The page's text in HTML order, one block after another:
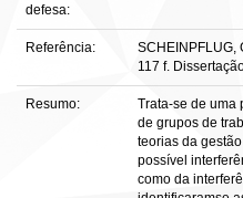
defesa:
Referência:
SCHEINPFLUG,
117 f.
Resumo:
Trata-se de uma
de grupos de
teorias da
possível
como da